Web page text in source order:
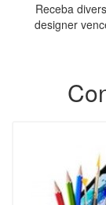
Receba
designer